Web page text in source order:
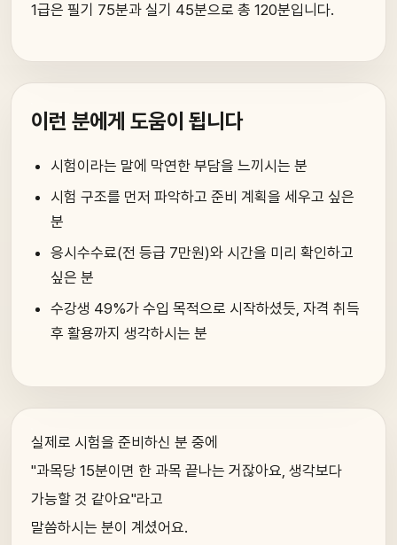
1급은 필기 75분과 실기 45분으로 총 120분입니다.
이런 분에게 도움이 됩니다
시험이라는 말에 막연한 부담을 느끼시는 분
시험 구조를 먼저 파악하고 준비 계획을 세우고 싶은
분
응시수수료(전 등급 7만원)와 시간을 미리 확인하고
싶은 분
수강생 49%가 수입 목적으로 시작하셨듯, 자격 취득
후 활용까지 생각하시는 분
실제로 시험을 준비하신 분 중에
"과목당 15분이면 한 과목 끝나는 거잖아요, 생각보다
가능할 것 같아요"라고
말씀하시는 분이 계셨어요.